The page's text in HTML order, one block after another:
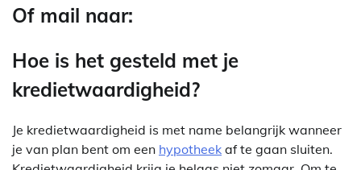
Of mail naar:
Hoe is het gesteld met je
kredietwaardigheid?
Je kredietwaardigheid is met name belangrijk wanneer
je van plan bent om een hypotheek af te gaan sluiten.